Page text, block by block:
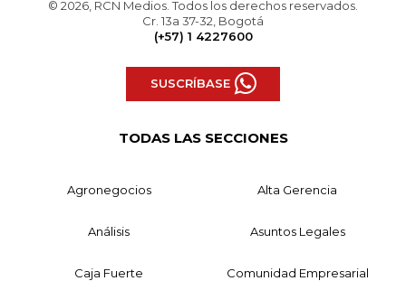
© 2026, RCN Medios. Todos los derechos reservados.
Cr. 13a 37-32, Bogotá
(+57) 1 4227600
SUSCRÍBASE
TODAS LAS SECCIONES
Agronegocios Alta Gerencia
Análisis Asuntos Legales
Caja Fuerte Comunidad Empresarial